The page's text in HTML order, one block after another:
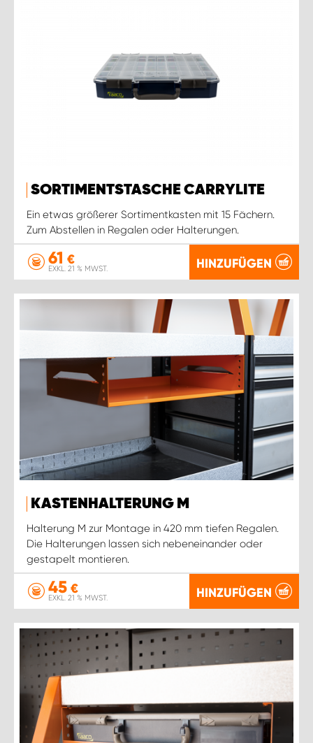
SORTIMENTSTASCHE CARRYLITE
Ein etwas größerer Sortimentkasten mit 15 Fächern.
Zum Abstellen in Regalen oder Halterungen.
61 €
EXKL. 21 % MWST. HINZUFÜGEN
KASTENHALTERUNG M
Halterung M zur Montage in 420 mm tiefen Regalen.
Die Halterungen lassen sich nebeneinander oder
gestapelt montieren.
45 €
EXKL. 21 % MWST. HINZUFÜGEN